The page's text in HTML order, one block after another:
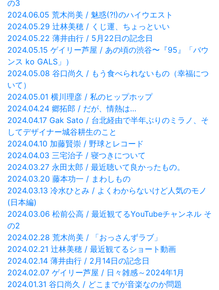
の3
2024.06.05 荒木尚美 / 魅惑(?!)のハイウエスト
2024.05.29 辻林美穂 / くじ運、ちょっといい
2024.05.22 薄井由行 / 5月22日の記念日
2024.05.15 ゲイリー芦屋 / あの頃の渋谷〜『95』「バウ
ンス ko GALS」）
2024.05.08 谷口尚久 / もう食べられないもの（幸福につ
いて）
2024.05.01 横川理彦 / 私のヒップホップ
2024.04.24 郷拓郎 / だが、情熱は…
2024.04.17 Gak Sato / 台北経由で半年ぶりのミラノ、そ
してデザイナー城谷耕生のこと
2024.04.10 加藤賢崇 / 野球とレコード
2024.04.03 三宅治子 / 寝つきについて
2024.03.27 永田太郎 / 最近聴いて良かったもの。
2024.03.20 藤本功一 / まわしもの
2024.03.13 冷水ひとみ / よくわからないけど人気のモノ
(日本編)
2024.03.06 松前公高 / 最近観てるYouTubeチャンネル そ
の2
2024.02.28 荒木尚美 / 「おっさんずラブ」
2024.02.21 辻林美穂 / 最近観てるショート動画
2024.02.14 薄井由行 / 2月14日の記念日
2024.02.07 ゲイリー芦屋 / 日々雑感～2024年1月
2024.01.31 谷口尚久 / どこまでが音楽なのか問題